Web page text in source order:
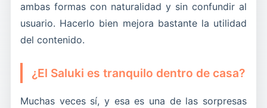
ambas formas con naturalidad y sin confundir al
usuario. Hacerlo bien mejora bastante la utilidad
del contenido.
¿El Saluki es tranquilo dentro de casa?
Muchas veces sí, y esa es una de las sorpresas